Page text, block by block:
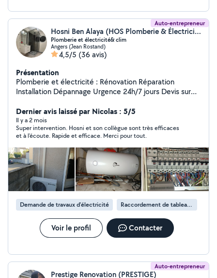
Auto-entrepreneur
Hosni Ben Alaya (HOS Plomberie & Électricité&Clim)
Plomberie et électricité& clim
Angers (Jean Rostand)
4,5/5 (36 avis)
Présentation
Plomberie et électricité : Rénovation Réparation
Installation Dépannage Urgence 24h/7 jours Devis sur
disponibilité Choix des produits avec accord du client
Dernier avis laissé par Nicolas : 5/5
Il y a 2 mois
Super intervention. Hosni et son collègue sont très efficaces
et à l'écoute. Rapide et efficace. Merci pour tout.
Demande de travaux d’électricité Raccordement de tableau électrique
Voir le profil Contacter
Auto-entrepreneur
Prestige Renovation (PRESTIGE)